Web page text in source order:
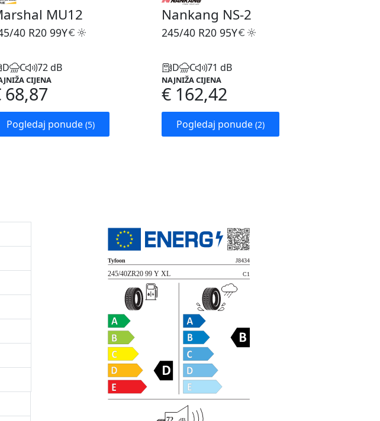
MU12
40 R20 99Y
D C 72 dB
CIJENA
68,87
Pogledaj ponude (5)
Nankang NS-2
245/40 R20 95Y
D C 71 dB
NAJNIŽA CIJENA
€ 162,42
Pogledaj ponude (2)